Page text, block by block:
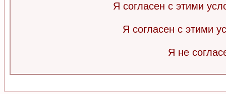
Я согласен с этими
Я согласен с этими
Я не